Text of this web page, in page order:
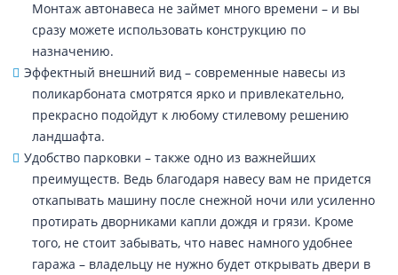
Монтаж автонавеса не займет много времени – и вы
сразу можете использовать конструкцию по
назначению.
Эффектный внешний вид – современные навесы из
поликарбоната смотрятся ярко и привлекательно,
прекрасно подойдут к любому стилевому решению
ландшафта.
Удобство парковки – также одно из важнейших
преимуществ. Ведь благодаря навесу вам не придется
откапывать машину после снежной ночи или усиленно
протирать дворниками капли дождя и грязи. Кроме
того, не стоит забывать, что навес намного удобнее
гаража – владельцу не нужно будет открывать двери в